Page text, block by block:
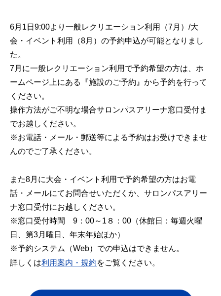
6月1日9:00より一般レクリエーション利用（7月）/大
会・イベント利用（8月）の予約申込が可能となりまし
た。
7月に一般レクリエーション利用で予約希望の方は、ホ
ームページ上にある『施設のご予約』から予約を行って
ください。
操作方法がご不明な場合サロンパスアリーナ窓口受付ま
でお越しください。
※お電話・メール・郵送等による予約はお受けできませ
んのでご了承ください。
また8月に大会・イベント利用で予約希望の方はお電
話・メールにてお問合せいただくか、サロンパスアリー
ナ窓口受付にお越しください。
※窓口受付時間 9：00～1８：00（休館日：毎週火曜
日、第3月曜日、年末年始ほか）
※予約システム（Web）での申込はできません。
詳しくは利用案内・規約をご覧ください。